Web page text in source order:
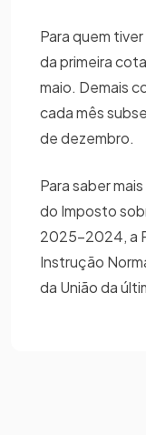
Para quem
da primeira
maio. Demais
cada mês
de dezembro.
Para saber
do Imposto
2025-2024, a
Instrução
da União da